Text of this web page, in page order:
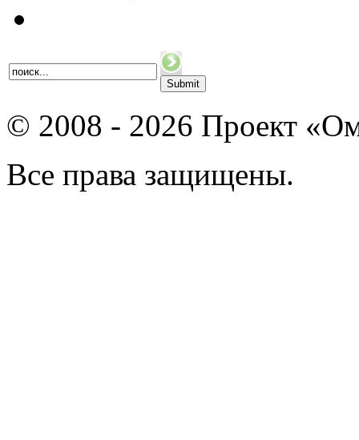
© 2008 - 2026 Проект
Все права защищены.